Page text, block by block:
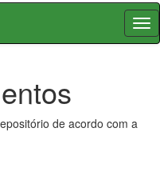
de acordo com a